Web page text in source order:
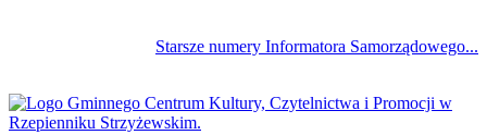
Starsze numery Informatora Samorządowego...